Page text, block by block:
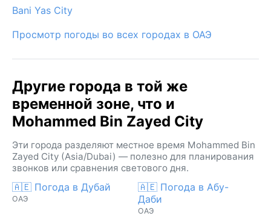
Bani Yas City
Просмотр погоды во всех городах в ОАЭ
Другие города в той же
временной зоне, что и
Mohammed Bin Zayed City
Эти города разделяют местное время Mohammed Bin
Zayed City (Asia/Dubai) — полезно для планирования
звонков или сравнения светового дня.
🇦🇪 Погода в Дубай
ОАЭ
🇦🇪 Погода в Абу-
Даби
ОАЭ